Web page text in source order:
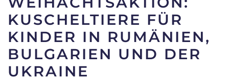
KUSCHELTIERE FÜR
KINDER IN RUMÄNIEN,
BULGARIEN UND DER
UKRAINE